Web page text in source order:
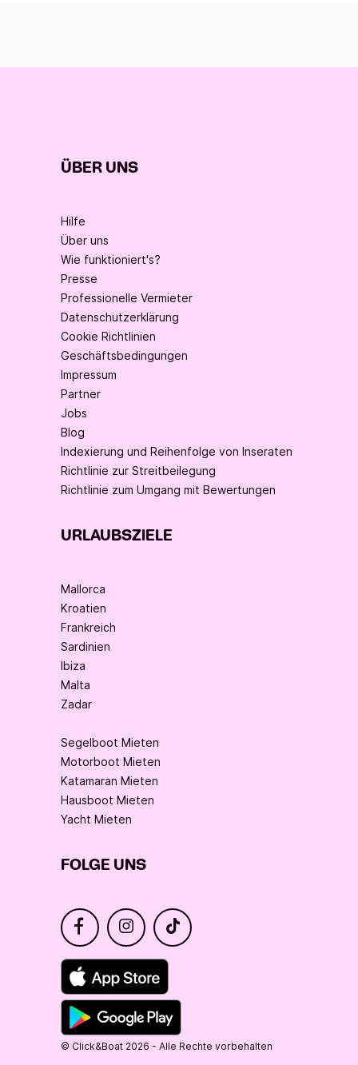
ÜBER UNS
Hilfe
Über uns
Wie funktioniert's?
Presse
Professionelle Vermieter
Datenschutzerklärung
Cookie Richtlinien
Geschäftsbedingungen
Impressum
Partner
Jobs
Blog
Indexierung und Reihenfolge von Inseraten
Richtlinie zur Streitbeilegung
Richtlinie zum Umgang mit Bewertungen
URLAUBSZIELE
Mallorca
Kroatien
Frankreich
Sardinien
Ibiza
Malta
Zadar
Segelboot Mieten
Motorboot Mieten
Katamaran Mieten
Hausboot Mieten
Yacht Mieten
FOLGE UNS
© Click&Boat 2026 - Alle Rechte vorbehalten